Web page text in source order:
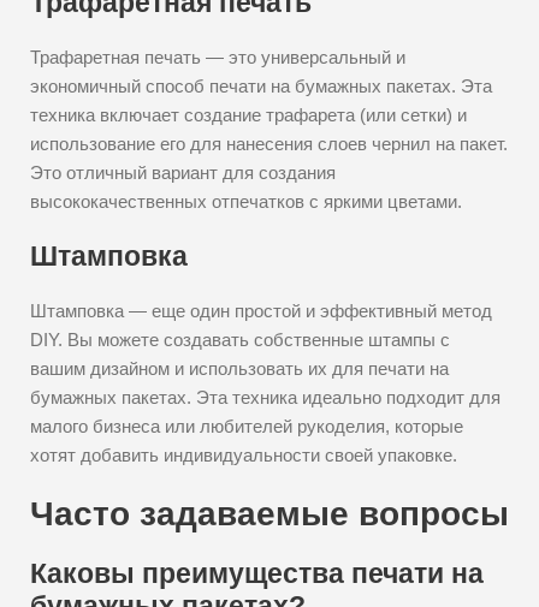
Трафаретная печать — это универсальный и
экономичный способ печати на бумажных пакетах. Эта
техника включает создание трафарета (или сетки) и
использование его для нанесения слоев чернил на пакет.
Это отличный вариант для создания
высококачественных отпечатков с яркими цветами.
Штамповка
Штамповка — еще один простой и эффективный метод
DIY. Вы можете создавать собственные штампы с
вашим дизайном и использовать их для печати на
бумажных пакетах. Эта техника идеально подходит для
малого бизнеса или любителей рукоделия, которые
хотят добавить индивидуальности своей упаковке.
Часто задаваемые вопросы
Каковы преимущества печати на